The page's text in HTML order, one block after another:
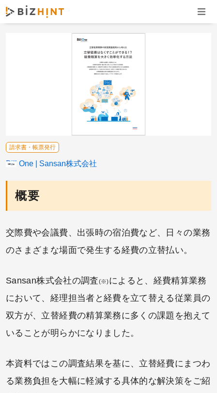
ナビ
概要
交際費や会議費、出張時の宿泊費など、日々の業務
のさまざまな場面で発生する経費の立替払い。
Sansan株式会社の調査(※)によると、経費精算業務
において、経理担当者と経費を立て替える従業員の
双方が、立替経費の精算業務に多くの課題を抱えて
いることが明らかになりました。
本資料ではこの調査結果を基に、立替経費にまつわ
る業務負担を大幅に軽減する具体的な解決策をご紹
請求書・帳票発行
Bill One Sansan株式会社